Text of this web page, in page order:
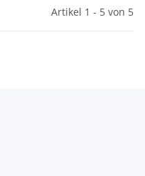
Artikel 1 - 5 von 5